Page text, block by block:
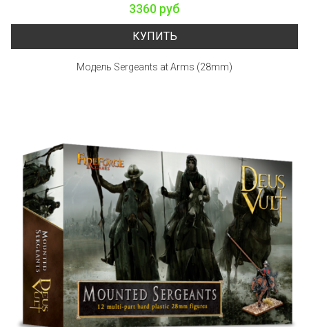
3360 руб
КУПИТЬ
Модель Sergeants at Arms (28mm)